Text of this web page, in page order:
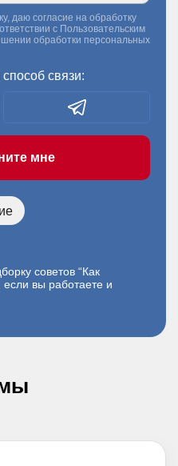
советов “Как
если вы работаете и
даю согласие на обработку
с Пользовательским
обработки персональных
связи:
мне